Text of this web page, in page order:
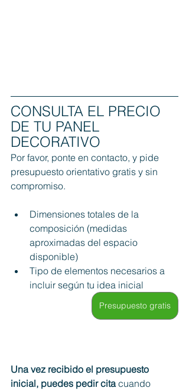
CONSULTA EL PRECIO
DE TU PANEL
DECORATIVO
Por favor, ponte en contacto, y pide
presupuesto orientativo gratis y sin
compromiso.
Dimensiones totales de la
composición (medidas
aproximadas del espacio
disponible)
Tipo de elementos necesarios a
incluir según tu idea inicial
Presupuesto gratis
Una vez recibido el presupuesto
inicial, puedes pedir cita cuando